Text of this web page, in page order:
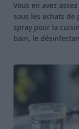
Vous en avez
sous les achats de
spray pour la
bain, le